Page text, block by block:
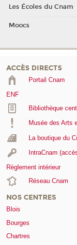
Les Écoles du Cnam
Moocs
ACCÈS DIRECTS
Portail Cnam
ENF
Bibliothèque
Musée des Arts
La boutique du
IntraCnam
Règlement intérieur
Réseau Cnam
NOS CENTRES
Blois
Bourges
Chartres